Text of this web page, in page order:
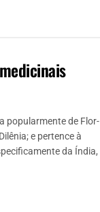
popularmente de Flor-
e pertence à
da Índia,